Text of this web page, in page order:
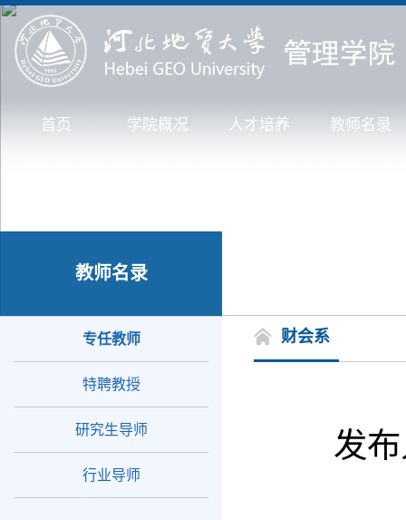
首页 学院概况 人才培养 教师名录
教师名录
专任教师
特聘教授
研究生导师
行业导师
财会系
发